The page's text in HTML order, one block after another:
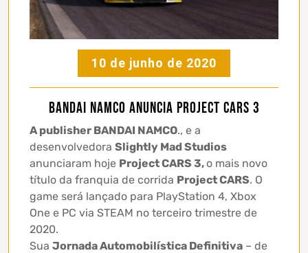
10 de junho de 2020
Bandai Namco anuncia Project Cars 3
A publisher BANDAI NAMCO., e a
desenvolvedora Slightly Mad Studios
anunciaram hoje Project CARS 3,o mais novo
título da franquia de corrida Project CARS. O
game será lançado para PlayStation 4, Xbox
One e PC via STEAM no terceiro trimestre de
2020.
Sua Jornada Automobilística Definitiva – de